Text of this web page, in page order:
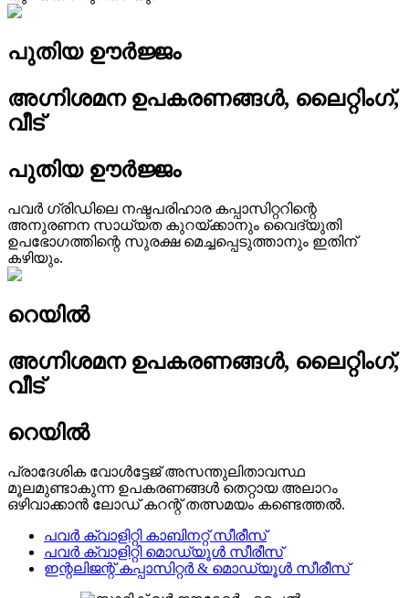
പുതിയ ഊർജ്ജം
അഗ്നിശമന ഉപകരണങ്ങൾ, ലൈറ്റിംഗ്,
വീട്
പുതിയ ഊർജ്ജം
പവർ ഗ്രിഡിലെ നഷ്ടപരിഹാര കപ്പാസിറ്ററിന്റെ
അനുരണന സാധ്യത കുറയ്ക്കാനും വൈദ്യുതി
ഉപഭോഗത്തിന്റെ സുരക്ഷ മെച്ചപ്പെടുത്താനും ഇതിന്
കഴിയും.
റെയിൽ
അഗ്നിശമന ഉപകരണങ്ങൾ, ലൈറ്റിംഗ്,
വീട്
റെയിൽ
പ്രാദേശിക വോൾട്ടേജ് അസന്തുലിതാവസ്ഥ
മൂലമുണ്ടാകുന്ന ഉപകരണങ്ങൾ തെറ്റായ അലാറം
ഒഴിവാക്കാൻ ലോഡ് കറന്റ് തത്സമയം കണ്ടെത്തൽ.
പവർ ക്വാളിറ്റി കാബിനറ്റ് സീരീസ്
പവർ ക്വാളിറ്റി മൊഡ്യൂൾ സീരീസ്
ഇന്റലിജന്റ് കപ്പാസിറ്റർ & മൊഡ്യൂൾ സീരീസ്